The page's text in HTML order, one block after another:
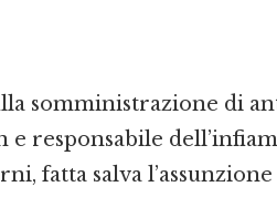
somministrazione di
responsabile
fatta salva